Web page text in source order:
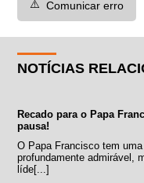
⚠️ Comunicar erro
NOTÍCIAS
Recado para o Papa
pausa!
O Papa Francisco tem
profundamente admirável,
líde[...]